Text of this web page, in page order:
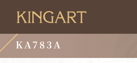
KA783A